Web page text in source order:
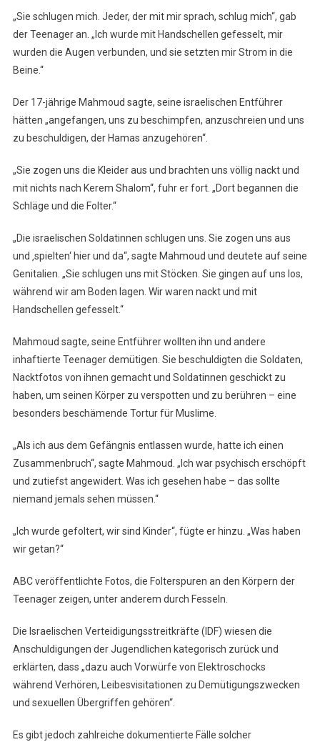
„Sie schlugen mich. Jeder, der mit mir sprach, schlug mich“, gab
der Teenager an. „Ich wurde mit Handschellen gefesselt, mir
wurden die Augen verbunden, und sie setzten mir Strom in die
Beine.“
Der 17-jährige Mahmoud sagte, seine israelischen Entführer
hätten „angefangen, uns zu beschimpfen, anzuschreien und uns
zu beschuldigen, der Hamas anzugehören“.
„Sie zogen uns die Kleider aus und brachten uns völlig nackt und
mit nichts nach Kerem Shalom“, fuhr er fort. „Dort begannen die
Schläge und die Folter.“
„Die israelischen Soldatinnen schlugen uns. Sie zogen uns aus
und ‚spielten‘ hier und da“, sagte Mahmoud und deutete auf seine
Genitalien. „Sie schlugen uns mit Stöcken. Sie gingen auf uns los,
während wir am Boden lagen. Wir waren nackt und mit
Handschellen gefesselt.“
Mahmoud sagte, seine Entführer wollten ihn und andere
inhaftierte Teenager demütigen. Sie beschuldigten die Soldaten,
Nacktfotos von ihnen gemacht und Soldatinnen geschickt zu
haben, um seinen Körper zu verspotten und zu berühren – eine
besonders beschämende Tortur für Muslime.
„Als ich aus dem Gefängnis entlassen wurde, hatte ich einen
Zusammenbruch“, sagte Mahmoud. „Ich war psychisch erschöpft
und zutiefst angewidert. Was ich gesehen habe – das sollte
niemand jemals sehen müssen.“
„Ich wurde gefoltert, wir sind Kinder“, fügte er hinzu. „Was haben
wir getan?“
ABC veröffentlichte Fotos, die Folterspuren an den Körpern der
Teenager zeigen, unter anderem durch Fesseln.
Die Israelischen Verteidigungsstreitkräfte (IDF) wiesen die
Anschuldigungen der Jugendlichen kategorisch zurück und
erklärten, dass „dazu auch Vorwürfe von Elektroschocks
während Verhören, Leibesvisitationen zu Demütigungszwecken
und sexuellen Übergriffen gehören“.
Es gibt jedoch zahlreiche dokumentierte Fälle solcher